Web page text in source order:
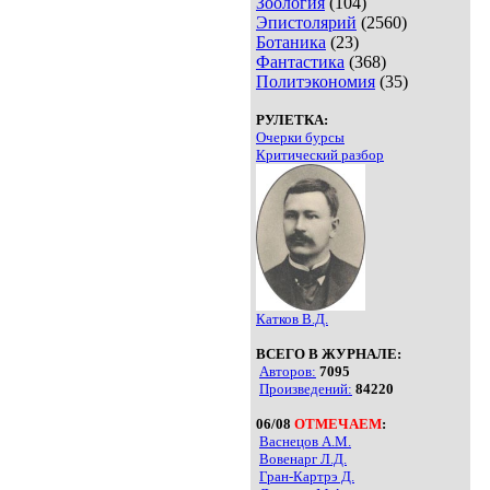
Эпистолярий (2560)
Ботаника (23)
Фантастика (368)
Политэкономия (35)
РУЛЕТКА:
Очерки бурсы
Критический разбор
Катков В.Д.
ВСЕГО В ЖУРНАЛЕ:
Авторов: 7095
Произведений: 84220
06/08 ОТМЕЧАЕМ:
Васнецов А.М.
Вовенарг Л.Д.
Гран-Картрэ Д.